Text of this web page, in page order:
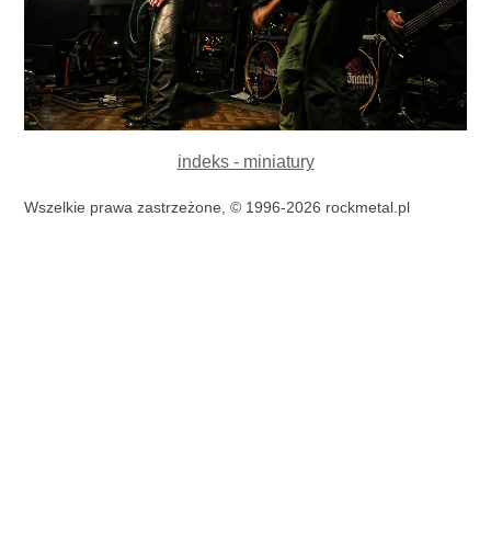
indeks - miniatury
Wszelkie prawa zastrzeżone, © 1996-2026 rockmetal.pl